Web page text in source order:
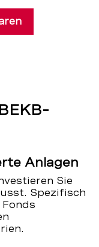
Anlagen
Sie
Spezifisch